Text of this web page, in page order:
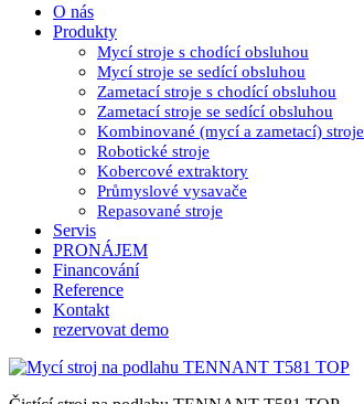
O nás
Produkty
Mycí stroje s chodící obsluhou
Mycí stroje se sedící obsluhou
Zametací stroje s chodící obsluhou
Zametací stroje se sedící obsluhou
Kombinované (mycí a zametací) stroje
Robotické stroje
Kobercové extraktory
Průmyslové vysavače
Repasované stroje
Servis
PRONÁJEM
Financování
Reference
Kontakt
rezervovat demo